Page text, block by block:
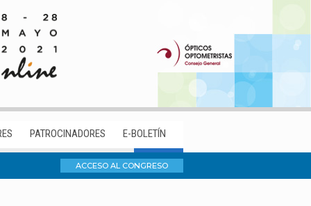
PATROCINADORES E-BOLETÍN
ACCESO AL CONGRESO